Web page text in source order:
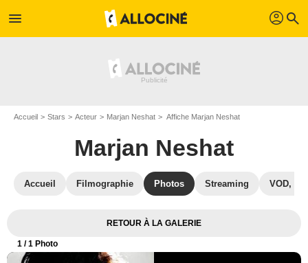
menu profil search
Accueil Stars Acteur Marjan Neshat Affiche Marjan Neshat
Marjan Neshat
Accueil Filmographie Photos Streaming VOD,
RETOUR À LA GALERIE
1 / 1 Photo